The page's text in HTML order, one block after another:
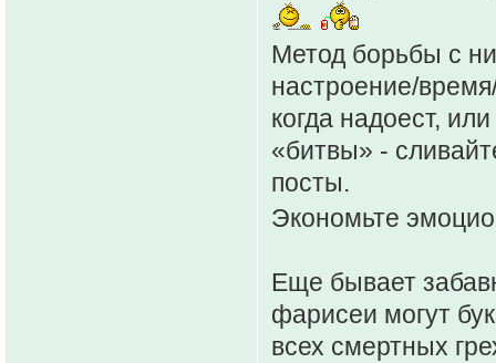
Метод борьбы с
настроение/
когда надоест,
«битвы» -
посты.
Экономьте
Еще бывает
фарисеи могут
всех смертных